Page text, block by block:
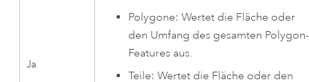
Ja
Polygone: Wertet die Fläche oder
den Umfang des gesamten Polygon-
Features aus.
Teile: Wertet die Fläche oder den